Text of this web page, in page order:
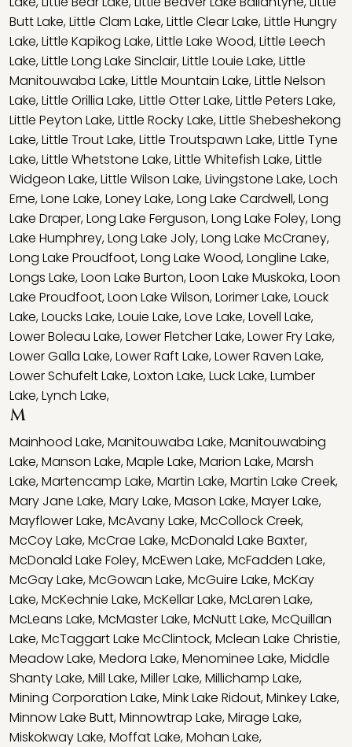
Butt Lake,Little Clam Lake,Little Clear Lake,Little Hungry
Lake,Little Kapikog Lake,Little Lake Wood,Little Leech
Lake,Little Long Lake Sinclair,Little Louie Lake,Little
Manitouwaba Lake,Little Mountain Lake,Little Nelson
Lake,Little Orillia Lake,Little Otter Lake,Little Peters Lake,
Little Peyton Lake,Little Rocky Lake,Little Shebeshekong
Lake,Little Trout Lake,Little Troutspawn Lake,Little Tyne
Lake,Little Whetstone Lake,Little Whitefish Lake,Little
Widgeon Lake,Little Wilson Lake,Livingstone Lake,Loch
Erne,Lone Lake,Loney Lake,Long Lake Cardwell,Long
Lake Draper,Long Lake Ferguson,Long Lake Foley,Long
Lake Humphrey,Long Lake Joly,Long Lake McCraney,
Long Lake Proudfoot,Long Lake Wood,Longline Lake,
Longs Lake,Loon Lake Burton,Loon Lake Muskoka,Loon
Lake Proudfoot,Loon Lake Wilson,Lorimer Lake,Louck
Lake,Loucks Lake,Louie Lake,Love Lake,Lovell Lake,
Lower Boleau Lake,Lower Fletcher Lake,Lower Fry Lake,
Lower Galla Lake,Lower Raft Lake,Lower Raven Lake,
Lower Schufelt Lake,Loxton Lake,Luck Lake,Lumber
Lake,Lynch Lake,
M
Mainhood Lake,Manitouwaba Lake,Manitouwabing
Lake,Manson Lake,Maple Lake,Marion Lake,Marsh
Lake,Martencamp Lake,Martin Lake,Martin Lake Creek,
Mary Jane Lake,Mary Lake,Mason Lake,Mayer Lake,
Mayflower Lake,McAvany Lake,McCollock Creek,
McCoy Lake,McCrae Lake,McDonald Lake Baxter,
McDonald Lake Foley,McEwen Lake,McFadden Lake,
McGay Lake,McGowan Lake,McGuire Lake,McKay
Lake,McKechnie Lake,McKellar Lake,McLaren Lake,
McLeans Lake,McMaster Lake,McNutt Lake,McQuillan
Lake,McTaggart Lake McClintock,Mclean Lake Christie,
Meadow Lake,Medora Lake,Menominee Lake,Middle
Shanty Lake,Mill Lake,Miller Lake,Millichamp Lake,
Mining Corporation Lake,Mink Lake Ridout,Minkey Lake,
Minnow Lake Butt,Minnowtrap Lake,Mirage Lake,
Miskokway Lake,Moffat Lake,Mohan Lake,